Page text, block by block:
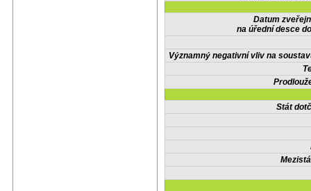
Datum
na úřední desce
Významný negativní vliv na
Stát